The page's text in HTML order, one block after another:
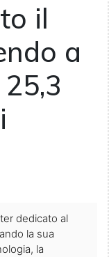
il
a
dedicato al
la sua
la